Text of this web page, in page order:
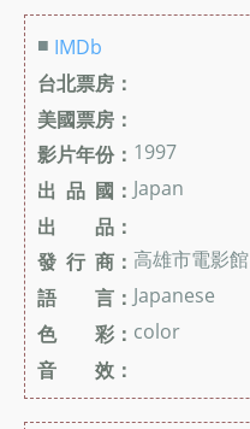
■ IMDb
台北票房：
美國票房：
影片年份： 1997
出 品 國：Japan
出 品：
發 行 商： 高雄市電影館
語 言：Japanese
色 彩： color
音 效：